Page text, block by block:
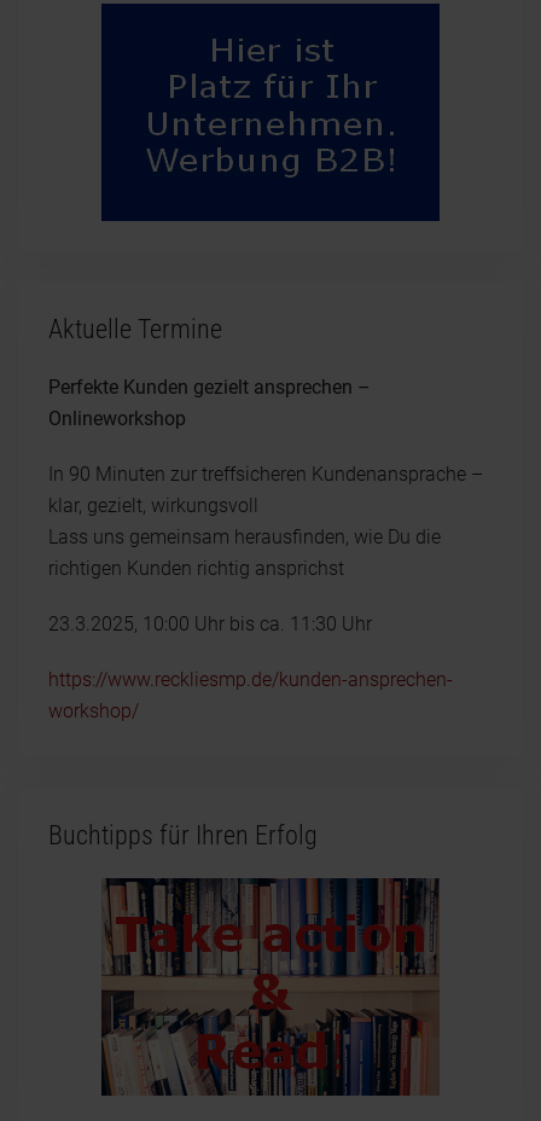
Aktuelle Termine
Perfekte Kunden gezielt ansprechen –
Onlineworkshop
In 90 Minuten zur treffsicheren Kundenansprache –
klar, gezielt, wirkungsvoll
Lass uns gemeinsam herausfinden, wie Du die
richtigen Kunden richtig ansprichst
23.3.2025, 10:00 Uhr bis ca. 11:30 Uhr
https://www.reckliesmp.de/kunden-ansprechen-
workshop/
Buchtipps für Ihren Erfolg